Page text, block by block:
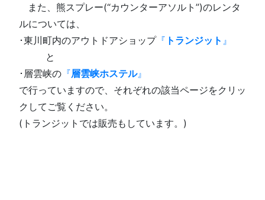
また、熊スプレー(“カウンターアソルト”)のレンタ
ルについては、
･東川町内のアウトドアショップ『 トランジット 』
と
･層雲峡の 『層雲峡ホステル』
で行っていますので、それぞれの該当ページをクリッ
クしてご覧ください。
(トランジットでは販売もしています。)